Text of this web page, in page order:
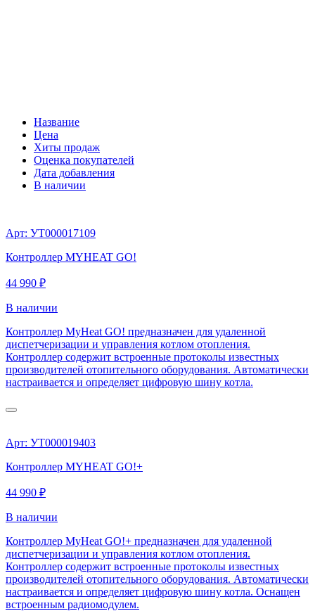
Название
Цена
Хиты продаж
Оценка покупателей
Дата добавления
В наличии
Арт: УТ000017109
Контроллер MYHEAT GO!
44 990 ₽
В наличии
Контроллер MyHeat GO! предназначен для удаленной
диспетчеризации и управления котлом отопления.
Контроллер содержит встроенные протоколы известных
производителей отопительного оборудования. Автоматически
настраивается и определяет цифровую шину котла.
Арт: УТ000019403
Контроллер MYHEAT GO!+
44 990 ₽
В наличии
Контроллер MyHeat GO!+ предназначен для удаленной
диспетчеризации и управления котлом отопления.
Контроллер содержит встроенные протоколы известных
производителей отопительного оборудования. Автоматически
настраивается и определяет цифровую шину котла. Оснащен
встроенным радиомодулем.